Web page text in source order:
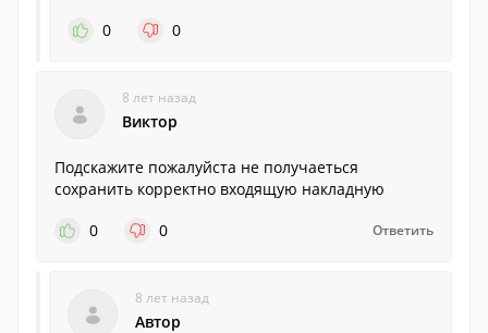
0
0
8 лет назад
Виктор
Подскажите пожалуйста не получаеться
сохранить корректно входящую накладную
0
0 Ответить
8 лет назад
Автор